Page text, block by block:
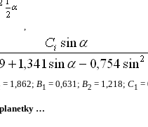
,
= 1,862; B1 = 0,631; B2 = 1,218; C1 =
…